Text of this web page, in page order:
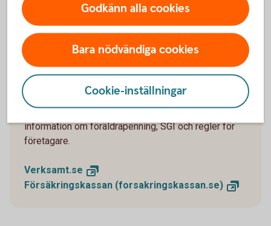
Föräldrapenning för dig som
företagare
Vill du veta mer om vad som gäller för just dig? Hos
Verksamt och Försäkringskassan hittar du aktuell
information om föräldrapenning, SGI och regler för
företagare.
Verksamt.se
Försäkringskassan (forsakringskassan.se)
Godkänn alla cookies
Bara nödvändiga cookies
Cookie-inställningar